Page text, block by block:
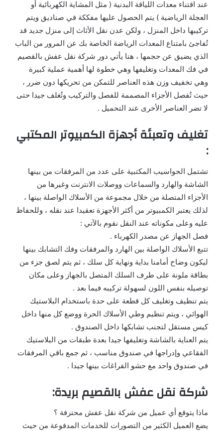
عند اقتناء معدات اللياقة البدنية ( مثل المشاية الكهربائية أو
العجلة الرياضية ) يتم الحصول عليها مفككة في صناديق ويتم
تركيبها داخل المنزل ، ولكن عدن نقل الأثاث إلى منزل جديد قد
تُفاجئ بامتناع المعدات الرياضة الخاصة بك عن المرور من الباب
الذي يضيق عن حجمها ، هنا يأتي دور شركة نقل عفش بالقصيم
في فك المعدات وتغليفها وهي خطوة لها أهمية عملية كبيرة
وهي تخفيف وزن هذه العناصر للتمكن من تحريكها دون ضرر ،
حيث تُفصل الأجزاء المصممة للفصل والتركيب وتُغلف جيدا حتى
لا تضر العناصر الأخرى عند التحميل .
تغليف وتعبئة أجهزة الكمبيوتر المكتبي
:
تشتمل الحواسيب المكتبية على عدد من المرفقات من بينها
الشاشة والهارد والسماعات ووصلات الانترنت وغيرها من
الأجزاء المتصلة من خلال مجموعة من الأسلاك الواصلة بينها ،
لذلك يعتبر الكمبيوتر من أكثر الأجهزة تعقيدا عند نقله ، وللحفاظ
عليه وعلى مكوناته عند النقل نقوم بالآتي :
فصل الجهاز عن مصدر الكهرباء .
تتبع الأسلاك الواصلة بين الهارد والمرفقات وفك التشابك بينها
ليكون وضاح أمامنا بداية ونهاية كل سلك ، ثم يتم لصق جزء من
بطاقة ملونة على طرف السلك المتصل بالجهاز وعلى مكان
توصيله بنفس اللون لسهولة تركيبه فيما بعد .
يتم تنظيف وتغليف كل قطعة على حدة باستخدام البلاستيك
الهوائي ، ويتم تنظيم وطي الأسلاك الحرة ووضع كل منها داخل
كيس مستقل لتجنب تشابكها داخل الصندوق .
يتم العناية بالشاشة وتغليفها جيدا بعدة طبقات من البلاستيك
الفقاعي وإدراجها في صندوق مناسب ، ثم جمع باقي المرفقات
في صندوق واحد مع حشو الفراغات بينها جيدا .
شركة نقل عفش بالقصيم بريدة:
ماذا يتوقع أي عميل من شركة نقل عفش محترفة ؟
يضع العميل الكثير من التصورات للخدمات المدفوعة من حيث